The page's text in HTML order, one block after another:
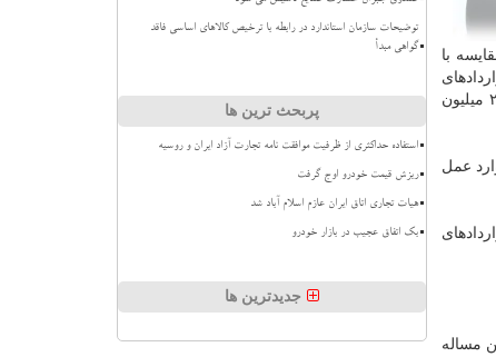
تا نوامبر سال ۲۰۱۹ به ۶۰۰ هزار تن در مقایسه با
جدیدی را با تهران امضا نكرده اند و انتظار نمی رود خرید ایران افزایش قابل توجهی پیدا كند چونكه خریداران ۲۰ میلیارد روپیه (۲۸۱.۴۱ میلیون
عمل
مساله
توضیحات سازمان استاندارد در رابطه با ترخیص کالاهای اساسی فاقد
گواهی مبدأ
پربحث ترین ها
استفاده حداکثری از ظرفیت موافقت نامه تجارت آزاد ایران و روسیه
ریزش قیمت خودرو اوج گرفت
هیات تجاری اتاق ایران عازم اسلام آباد شد
بک اتفاق عجیب در بازار خودرو
جدیدترین ها